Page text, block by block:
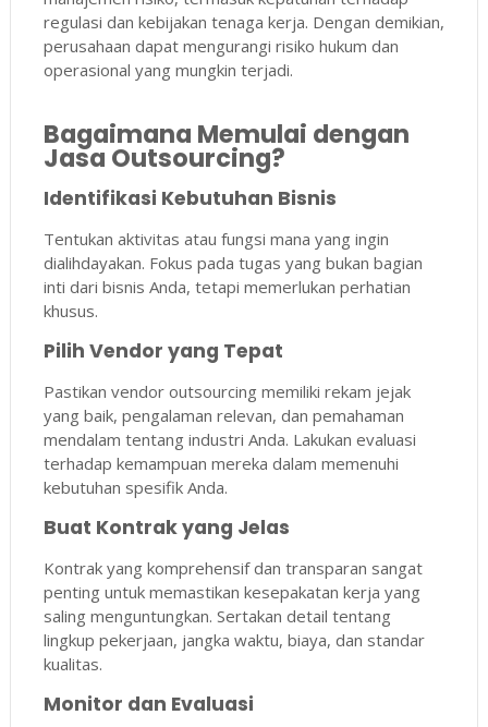
regulasi dan kebijakan tenaga kerja. Dengan demikian,
perusahaan dapat mengurangi risiko hukum dan
operasional yang mungkin terjadi.
Bagaimana Memulai dengan
Jasa Outsourcing?
Identifikasi Kebutuhan Bisnis
Tentukan aktivitas atau fungsi mana yang ingin
dialihdayakan. Fokus pada tugas yang bukan bagian
inti dari bisnis Anda, tetapi memerlukan perhatian
khusus.
Pilih Vendor yang Tepat
Pastikan vendor outsourcing memiliki rekam jejak
yang baik, pengalaman relevan, dan pemahaman
mendalam tentang industri Anda. Lakukan evaluasi
terhadap kemampuan mereka dalam memenuhi
kebutuhan spesifik Anda.
Buat Kontrak yang Jelas
Kontrak yang komprehensif dan transparan sangat
penting untuk memastikan kesepakatan kerja yang
saling menguntungkan. Sertakan detail tentang
lingkup pekerjaan, jangka waktu, biaya, dan standar
kualitas.
Monitor dan Evaluasi